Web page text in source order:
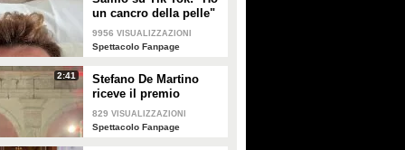
un cancro della pelle"
e apre al dibattito sulle
creme solari
9956 VISUALIZZAZIONI
Spettacolo Fanpage
2:41
Stefano De Martino
riceve il premio
intitolato al padre
Enrico
829 VISUALIZZAZIONI
Spettacolo Fanpage